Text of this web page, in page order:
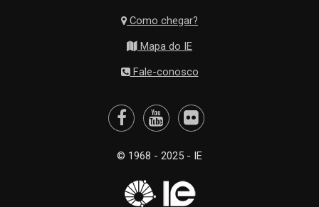
Como chegar?
Mapa do IE
Fale-conosco
© 1968 - 2025 - IE